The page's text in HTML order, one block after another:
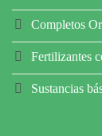
Completos
Fertilizantes
Sustancias